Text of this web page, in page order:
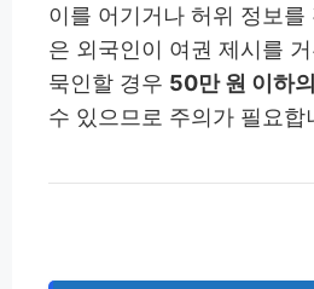
이를 어기거나 허위 정보를
은 외국인이 여권 제시를
묵인할 경우 50만 원 이하
수 있으므로 주의가 필요합